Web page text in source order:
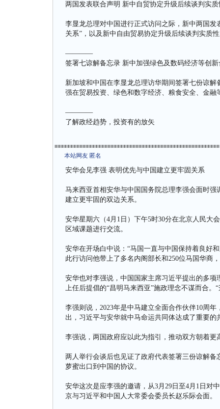
两国发表联合声明 新中自贸协定升级后续谈判实质
李显龙总理对中国进行正式访问之际，新中两国
关系”，以及新中自由贸易协定升级后续谈判实质
————
签署七谅解备忘录 新中加强绿色及数码经济等创新
新加坡和中国在李显龙总理访华期间签署七份谅
强在贸易投资、绿色和数字经济、粮食安全、金融
————
了解政经趋势，投资有的放矢
本站网友 匿名
安华会见李强 表明优先与中国建立更牢固关系
马来西亚首相安华与中国国务院总理李强会面时
建立更牢固的双边关系。
安华星期六（4月1日）下午5时30分在北京人民大
区域课题进行交流。
安华在开场白中说：“马国一直与中国保持着良好
此行访问他带上了多名内阁部长和250位马国华商
安华也对李强说，中国国家主席习近平提出的多
上任后提倡的“昌明马来西亚”施政理念不谋而合
李强则说，2023年是中马建立全面合作伙伴10周
出，习近平与安华就中马命运共同体达成了重要
李强说，两国政府应以此为指引，推动双方朝着
两人举行会谈后也见证了政府代表签署三份谅解
萝蜜出口到中国的协议。
安华这次是应李强的邀请，从3月29日至4月1日对
京与习近平和中国人大常委会委员长赵乐际会面。